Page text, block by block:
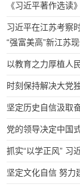
《习近平著作选读
习近平在江苏考察
“强富美高”新江苏
以教育之力厚植人
时刻保持解决大党
坚定历史自信汲取
党的领导决定中国
抓实“以学正风” 习
坚定文化自信 努力